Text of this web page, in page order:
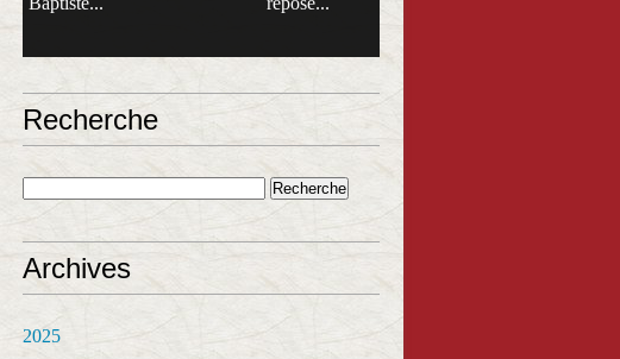
Recherche
Archives
2025